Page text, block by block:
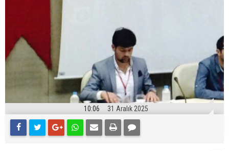
10:06 31 Aralık 2025